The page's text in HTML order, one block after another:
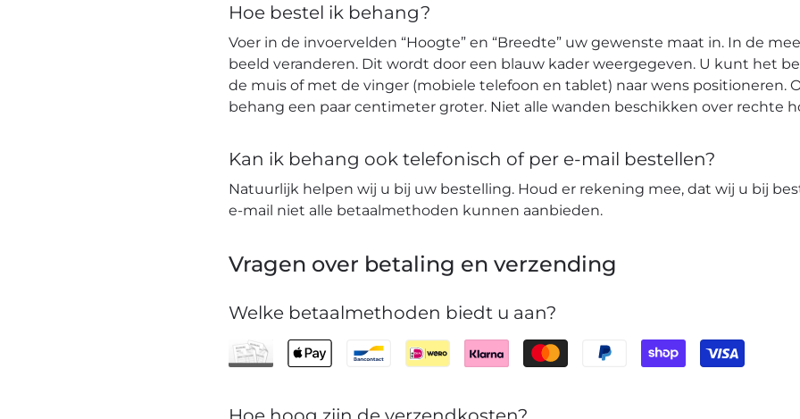
Hoe bestel ik behang?
Voer in de invoervelden “Hoogte” en “Breedte” uw gewenste maat in. In de
beeld veranderen. Dit wordt door een blauw kader weergegeven. U kunt het
de muis of met de vinger (mobiele telefoon en tablet) naar wens positioneren.
behang een paar centimeter groter. Niet alle wanden beschikken over rechte
Kan ik behang ook telefonisch of per e-mail bestellen?
Natuurlijk helpen wij u bij uw bestelling. Houd er rekening mee, dat wij u bij
e-mail niet alle betaalmethoden kunnen aanbieden.
Vragen over betaling en verzending
Welke betaalmethoden biedt u aan?